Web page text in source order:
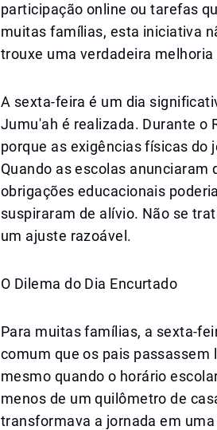
participação online ou tarefas
muitas famílias, esta iniciativa
trouxe uma verdadeira
A sexta-feira é um dia
Jumu'ah é realizada. Durante o
porque as exigências físicas do
Quando as escolas
obrigações educacionais
suspiraram de alívio. Não se
um ajuste razoável.
O Dilema do Dia Encurtado
Para muitas famílias, a sexta-
comum que os pais
mesmo quando o horário
menos de um quilômetro de
transformava a jornada em